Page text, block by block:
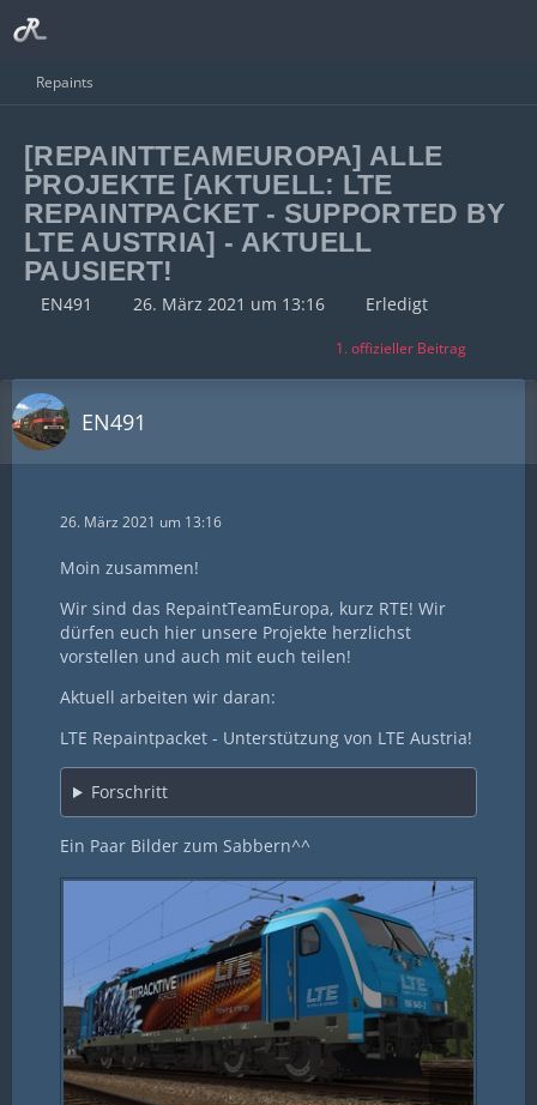
Repaints
[REPAINTTEAMEUROPA] ALLE
PROJEKTE [AKTUELL: LTE
REPAINTPACKET - SUPPORTED BY
LTE AUSTRIA] - AKTUELL
PAUSIERT!
EN491 26. März 2021 um 13:16 Erledigt
1. offizieller Beitrag
EN491
26. März 2021 um 13:16
Moin zusammen!
Wir sind das RepaintTeamEuropa, kurz RTE! Wir
dürfen euch hier unsere Projekte herzlichst
vorstellen und auch mit euch teilen!
Aktuell arbeiten wir daran:
LTE Repaintpacket - Unterstützung von LTE Austria!
Forschritt
Ein Paar Bilder zum Sabbern^^